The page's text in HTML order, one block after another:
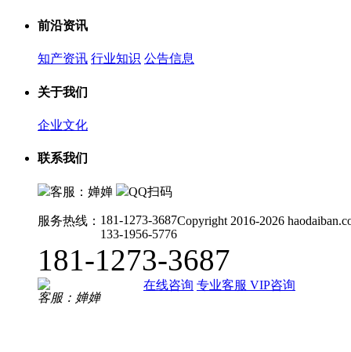
前沿资讯
知产资讯 行业知识 公告信息
关于我们
企业文化
联系我们
客服：婵婵 QQ扫码
服务热线： 181-1273-3687
133-1956-5776
Copyright 2016-2026
181-1273-3687
在线咨询 专业客服
客服：婵婵
VIP咨询